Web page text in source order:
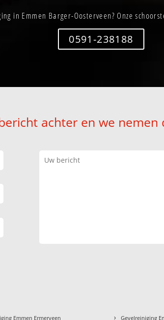
in Emmen Barger-Oosterveen? Onze
0591-238188
achter en we
Emmen Ermerveen › Gevelreiniging